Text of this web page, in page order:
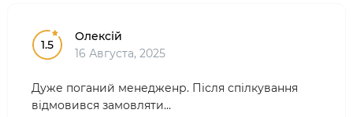
1.5
Олексій
16 Августа, 2025
Дуже поганий менедженр. Після спілкування
відмовився замовляти...